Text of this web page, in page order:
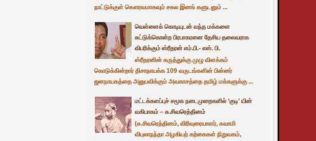
நாட்டுக்குள் கௌரவமாகவும் சகல இனங் களுடனும் ...
வெள்ளைக் கொடியுடன் வந்த மக்களை
சுட்டுக்கொன்ற பிரபாகரனை தேசிய தலைவராக
விபரிக்கும் ஸ்ரீதரன் எம்.பி.- எஸ். பி.
ஸ்ரீதரனின் கருத்துக்கு முழு விளக்கம்
கொடுக்கின்றார் திசாநாயக்க 109 வருடங்களின் பின்னர்
ஜனநாயகத்தை அனுபவிக்கும் அவகாசத்தை தமிழ் மக்களுக்கு ...
மட்டக்களப்புச் சமூக நடைமுறைகளில் ‘குடி’ யின்
வகிபாகம் – சு.சிவரெத்தினம்
(சு.சிவரெத்தினம், விரிவுரையாளர், சுவாமி
விபுலாநந்தா அழகியற் கற்கைகள் நிறுவகம்,